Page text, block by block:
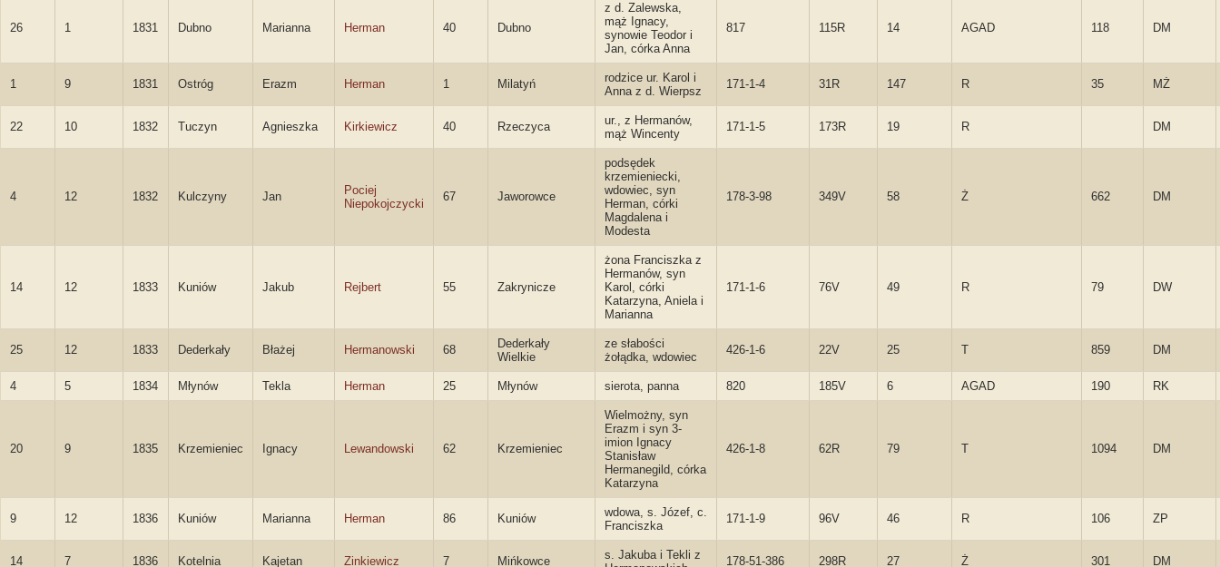
26 1 1831 Dubno Marianna Herman 40 Dubno
z d. Zalewska,
mąż Ignacy,
synowie Teodor i
Jan, córka Anna
817 115R 14 AGAD 118 DM
1 9 1831 Ostróg Erazm Herman 1 Milatyń
rodzice ur. Karol i
Anna z d. Wierpsz
171-1-4 31R 147 R 35 MŻ
22 10 1832 Tuczyn Agnieszka Kirkiewicz 40 Rzeczyca
ur., z Hermanów,
mąż Wincenty
171-1-5 173R 19 R DM
4 12 1832 Kulczyny Jan
Pociej
Niepokojczycki
67 Jaworowce
podsędek
krzemieniecki,
wdowiec, syn
Herman, córki
Magdalena i
Modesta
178-3-98 349V 58 Ż 662 DM
14 12 1833 Kuniów Jakub Rejbert 55 Zakrynicze
żona Franciszka z
Hermanów, syn
Karol, córki
Katarzyna, Aniela i
Marianna
171-1-6 76V 49 R 79 DW
25 12 1833 Dederkały Błażej Hermanowski 68
Dederkały
Wielkie
ze słabości
żołądka, wdowiec
426-1-6 22V 25 T 859 DM
4 5 1834 Młynów Tekla Herman 25 Młynów sierota, panna 820 185V 6 AGAD 190 RK
20 9 1835 Krzemieniec Ignacy Lewandowski 62 Krzemieniec
Wielmożny, syn
Erazm i syn 3-
imion Ignacy
Stanisław
Hermanegild, córka
Katarzyna
426-1-8 62R 79 T 1094 DM
9 12 1836 Kuniów Marianna Herman 86 Kuniów
wdowa, s. Józef, c.
Franciszka
171-1-9 96V 46 R 106 ZP
14 7 1836 Kotelnia Kajetan Zinkiewicz 7 Mińkowce
s. Jakuba i Tekli z
178-51-386 298R 27 Ż 301 DM